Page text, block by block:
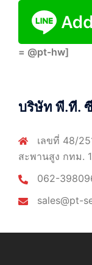
= @pt-hw]
บริษัท พี.ที.
เลขที่ 48/
สะพานสูง กทม.
062-
sales@pt-